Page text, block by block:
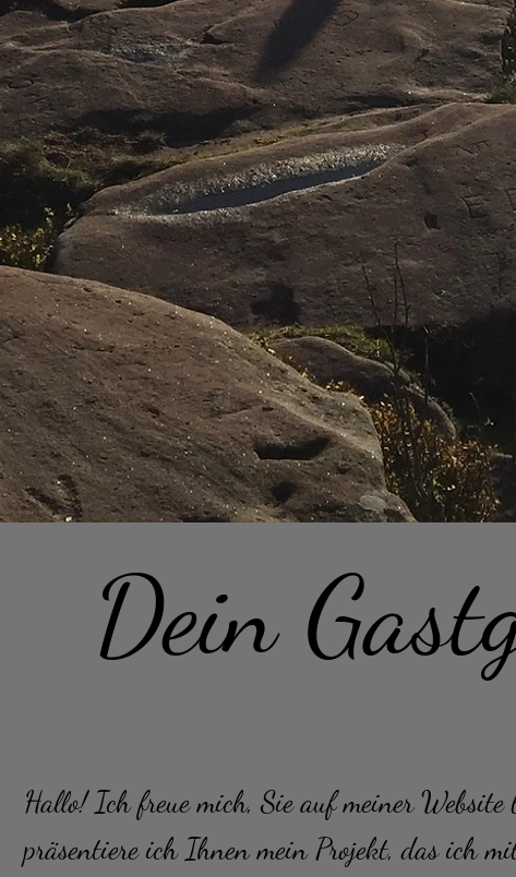
Dein
Hallo! Ich freue mich, Sie auf meiner Website
präsentiere ich Ihnen mein Projekt, das ich